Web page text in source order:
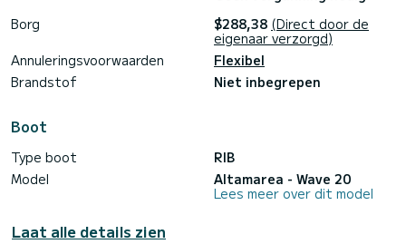
kunt u ervoor kiezen om het natuurreservaat Capogallo te
bezoeken, een uitstapje te maken naar het eilandje Isola
delle Femmine of toegang te krijgen tot baaien die anders
onmogelijk te bereiken zouden zijn.
Borg
$288,38 (Direct door de
eigenaar verzorgd)
Annuleringsvoorwaarden
Flexibel
Brandstof
Niet inbegrepen
Boot
Type boot
RIB
Model
Altamarea - Wave 20
Lees meer over dit model
Laat alle details zien